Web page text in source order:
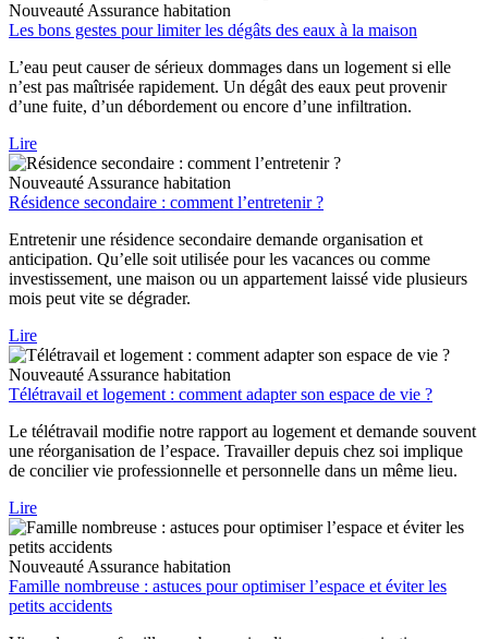
Nouveauté Assurance habitation
Les bons gestes pour limiter les dégâts des eaux à la maison
L’eau peut causer de sérieux dommages dans un logement si elle
n’est pas maîtrisée rapidement. Un dégât des eaux peut provenir
d’une fuite, d’un débordement ou encore d’une infiltration.
Lire
Nouveauté Assurance habitation
Résidence secondaire : comment l’entretenir ?
Entretenir une résidence secondaire demande organisation et
anticipation. Qu’elle soit utilisée pour les vacances ou comme
investissement, une maison ou un appartement laissé vide plusieurs
mois peut vite se dégrader.
Lire
Nouveauté Assurance habitation
Télétravail et logement : comment adapter son espace de vie ?
Le télétravail modifie notre rapport au logement et demande souvent
une réorganisation de l’espace. Travailler depuis chez soi implique
de concilier vie professionnelle et personnelle dans un même lieu.
Lire
Nouveauté Assurance habitation
Famille nombreuse : astuces pour optimiser l’espace et éviter les
petits accidents